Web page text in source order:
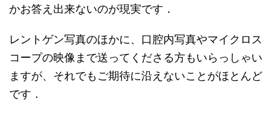
かお答え出来ないのが現実です．
レントゲン写真のほかに、口腔内写真やマイクロス
コープの映像まで送ってくださる方もいらっしゃい
ますが、それでもご期待に沿えないことがほとんど
です．